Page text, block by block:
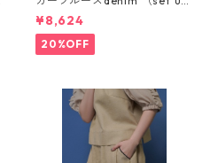
¥8,624
20%OFF